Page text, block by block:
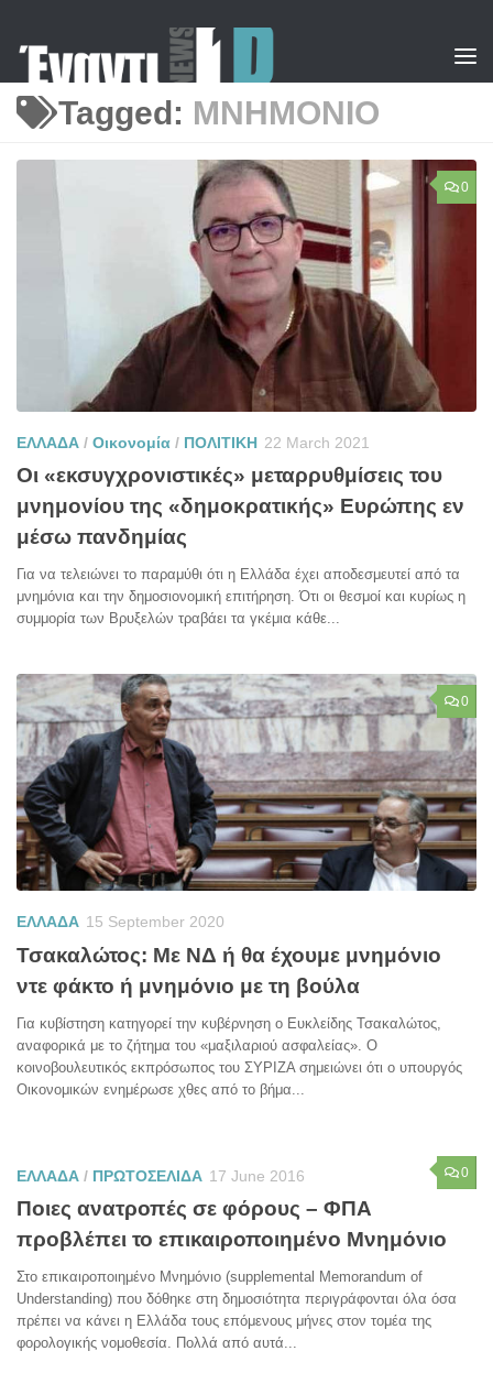
Tagged: ΜΝΗΜΟΝΙΟ
0
ΕΛΛΑΔΑ / Οικονομία / ΠΟΛΙΤΙΚΗ 22 March 2021
Οι «εκσυγχρονιστικές» μεταρρυθμίσεις του
μνημονίου της «δημοκρατικής» Ευρώπης εν
μέσω πανδημίας
Για να τελειώνει το παραμύθι ότι η Ελλάδα έχει αποδεσμευτεί από τα
μνημόνια και την δημοσιονομική επιτήρηση. Ότι οι θεσμοί και κυρίως η
συμμορία των Βρυξελών τραβάει τα γκέμια κάθε...
0
ΕΛΛΑΔΑ 15 September 2020
Τσακαλώτος: Με ΝΔ ή θα έχουμε μνημόνιο
ντε φάκτο ή μνημόνιο με τη βούλα
Για κυβίστηση κατηγορεί την κυβέρνηση ο Ευκλείδης Τσακαλώτος,
αναφορικά με το ζήτημα του «μαξιλαριού ασφαλείας». Ο
κοινοβουλευτικός εκπρόσωπος του ΣΥΡΙΖΑ σημειώνει ότι ο υπουργός
Οικονομικών ενημέρωσε χθες από το βήμα...
0
ΕΛΛΑΔΑ / ΠΡΩΤΟΣΕΛΙΔΑ 17 June 2016
Ποιες ανατροπές σε φόρους – ΦΠΑ
προβλέπει το επικαιροποιημένο Μνημόνιο
Στο επικαιροποιημένο Μνημόνιο (supplemental Memorandum of
Understanding) που δόθηκε στη δημοσιότητα περιγράφονται όλα όσα
πρέπει να κάνει η Ελλάδα τους επόμενους μήνες στον τομέα της
φορολογικής νομοθεσία. Πολλά από αυτά...